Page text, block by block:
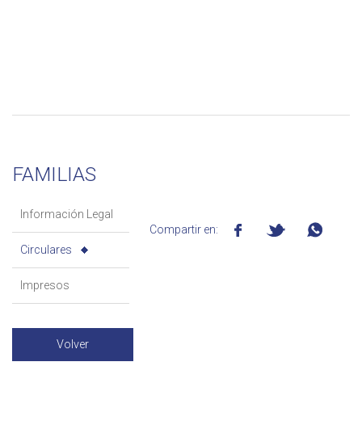
FAMILIAS
Información Legal
Circulares
Impresos
Compartir en:
Volver